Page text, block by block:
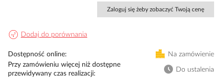
Zaloguj się żeby zobaczyć Twoją cenę
Dodaj do porównania
Dostępność online
Na zamówienie
Przy zamówieniu więcej niż dostępne
przewidywany czas realizacji
Do ustalenia